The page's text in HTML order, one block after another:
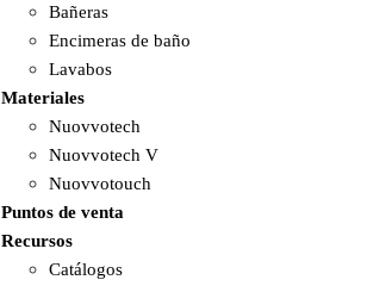
Bañeras
Encimeras de baño
Lavabos
Materiales
Nuovvotech
Nuovvotech V
Nuovvotouch
Puntos de venta
Recursos
Catálogos